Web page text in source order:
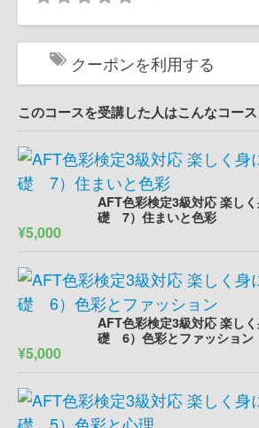
クーポンを利用する
このコースを受講した人はこんなコー
AFT色彩検定3級対応 楽し
礎 7）住まいと色彩
¥5,000
AFT色彩検定3級対応 楽し
礎 6）色彩とファッション
¥5,000